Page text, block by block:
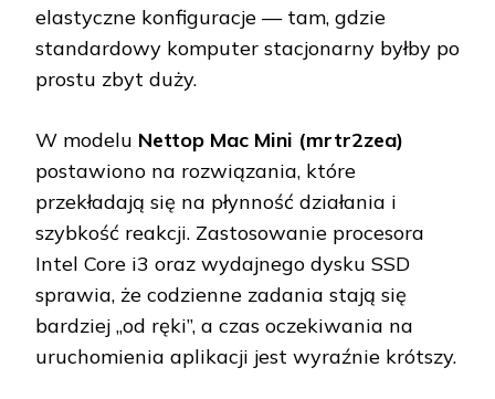
elastyczne konfiguracje — tam, gdzie
standardowy komputer stacjonarny byłby po
prostu zbyt duży.
W modelu Nettop Mac Mini (mrtr2zea)
postawiono na rozwiązania, które
przekładają się na płynność działania i
szybkość reakcji. Zastosowanie procesora
Intel Core i3 oraz wydajnego dysku SSD
sprawia, że codzienne zadania stają się
bardziej „od ręki”, a czas oczekiwania na
uruchomienia aplikacji jest wyraźnie krótszy.